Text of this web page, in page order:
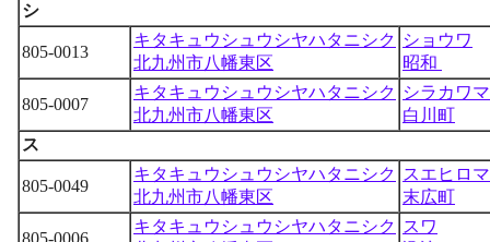
シ
805-0013
キタキュウシュウシヤハタニシク
北九州市八幡東区
ショウワ
昭和
805-0007
キタキュウシュウシヤハタニシク
北九州市八幡東区
シラカワ
白川町
ス
805-0049
キタキュウシュウシヤハタニシク
北九州市八幡東区
スエヒロ
末広町
キタキュウシュウシヤハタニシク スワ